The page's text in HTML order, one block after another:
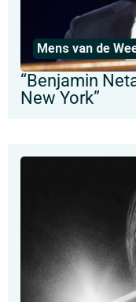
Mens van de
“Benjamin
New York”